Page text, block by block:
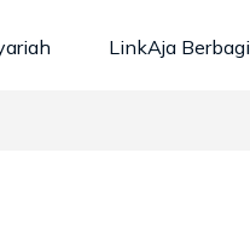
LinkAja Berbagi